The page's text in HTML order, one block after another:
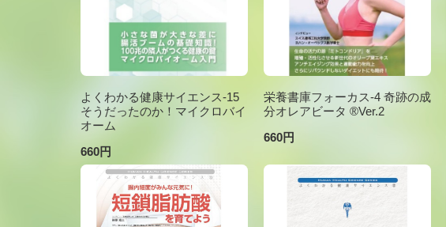
よくわかる健康サイエンス-15
そうだったのか！マイクロバイ
オーム
660円
栄養書庫フォーカス-4 奇跡の成
分オレアビータ ®Ver.2
660円